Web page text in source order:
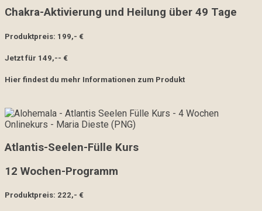
Chakra-Aktivierung und Heilung über 49 Tage
Produktpreis: 199,- €
Jetzt für 149,-- €
Hier findest du mehr Informationen zum Produkt
Atlantis-Seelen-Fülle Kurs
12 Wochen-Programm
Produktpreis: 222,- €